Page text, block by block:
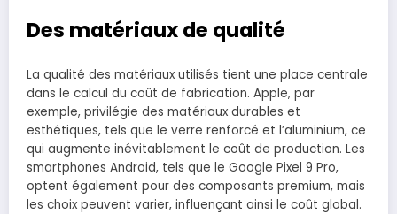
Des matériaux de qualité
La qualité des matériaux utilisés tient une place centrale
dans le calcul du coût de fabrication. Apple, par
exemple, privilégie des matériaux durables et
esthétiques, tels que le verre renforcé et l’aluminium, ce
qui augmente inévitablement le coût de production. Les
smartphones Android, tels que le Google Pixel 9 Pro,
optent également pour des composants premium, mais
les choix peuvent varier, influençant ainsi le coût global.